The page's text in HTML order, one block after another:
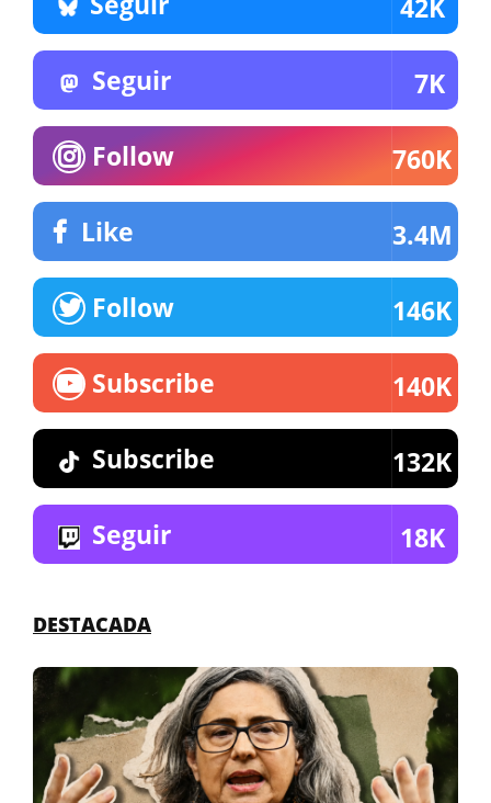
42K
Seguir 7K
Follow 760K
Like 3.4M
Follow 146K
Subscribe 140K
Subscribe 132K
Seguir 18K
DESTACADA